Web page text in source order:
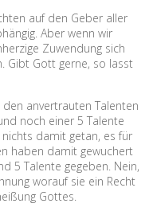
auf den Geber aller
Aber wenn wir
Zuwendung sich
Gibt Gott gerne, so lasst
anvertrauten Talenten
noch einer 5 Talente
damit getan, es für
haben damit gewuchert
5 Talente gegeben. Nein,
worauf sie ein Recht
Gottes.